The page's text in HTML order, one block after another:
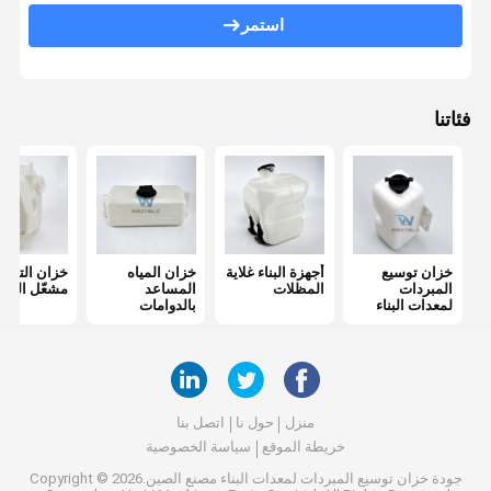
غلاية مساعدة
استمر
فئاتنا
خزان توسيع
المبردات
لمعدات البناء
أجهزة البناء غلاية
المظلات
خزان المياه
المساعد
بالدوامات
خزان
مشعّل
منزل حول نا
اتصل بنا
خريطة الموقع
سياسة الخصوصية
جودة خزان توسيع المبردات لمعدات البناء
مصنع الصين.Copyright © 2026